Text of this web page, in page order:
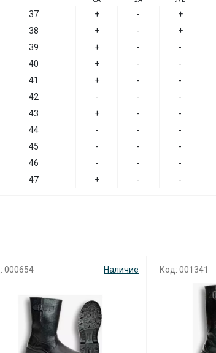
37 + - +
38
+ - +
39
+ - -
40
+ - -
41
+ - -
42
- - -
43
+ - -
44
- - -
45
- - -
46
- - -
47
+ - -
001341 Наличие Код: 000894